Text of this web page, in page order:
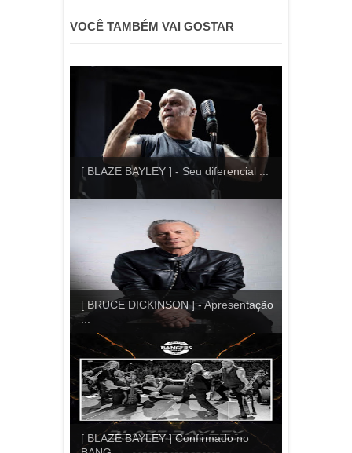
VOCÊ TAMBÉM VAI GOSTAR
[ BLAZE BAYLEY ] - Seu diferencial ...
[ BRUCE DICKINSON ] - Apresentação
...
[ BLAZE BAYLEY ] Confirmado no